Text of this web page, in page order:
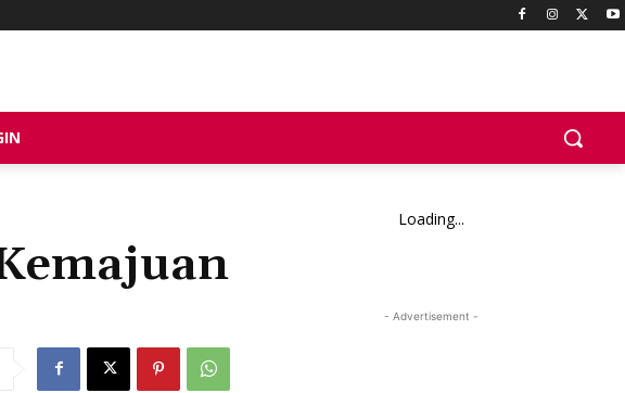
Loading...
- Advertisement -